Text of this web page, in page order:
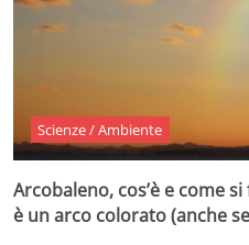
Scienze / Ambiente
Arcobaleno, cos’è e come
è un arco colorato (anche